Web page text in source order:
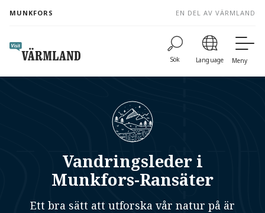
content
MUNKFORS EN DEL AV VÄRMLAND
Sök Language Meny
Vandringsleder i
Munkfors-Ransäter
Ett bra sätt att utforska vår natur på är